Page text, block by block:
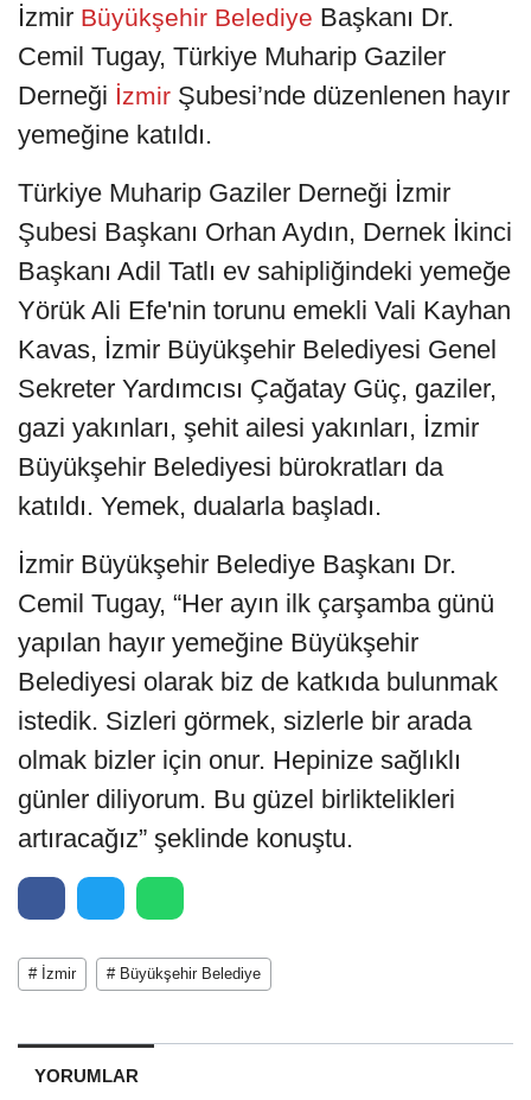
İzmir Büyükşehir Belediye Başkanı Dr.
Cemil Tugay, Türkiye Muharip Gaziler
Derneği İzmir Şubesi’nde düzenlenen hayır
yemeğine katıldı.
Türkiye Muharip Gaziler Derneği İzmir
Şubesi Başkanı Orhan Aydın, Dernek İkinci
Başkanı Adil Tatlı ev sahipliğindeki yemeğe
Yörük Ali Efe'nin torunu emekli Vali Kayhan
Kavas, İzmir Büyükşehir Belediyesi Genel
Sekreter Yardımcısı Çağatay Güç, gaziler,
gazi yakınları, şehit ailesi yakınları, İzmir
Büyükşehir Belediyesi bürokratları da
katıldı. Yemek, dualarla başladı.
İzmir Büyükşehir Belediye Başkanı Dr.
Cemil Tugay, “Her ayın ilk çarşamba günü
yapılan hayır yemeğine Büyükşehir
Belediyesi olarak biz de katkıda bulunmak
istedik. Sizleri görmek, sizlerle bir arada
olmak bizler için onur. Hepinize sağlıklı
günler diliyorum. Bu güzel birliktelikleri
artıracağız” şeklinde konuştu.
# İzmir # Büyükşehir Belediye
YORUMLAR